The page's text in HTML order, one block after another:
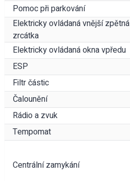
Pomoc při parkování
Elektricky ovládaná vnější zpětná
zrcátka
Elektricky ovládaná okna vpředu
ESP
Filtr částic
Čalounění
Rádio a zvuk
Tempomat
Centrální zamykání